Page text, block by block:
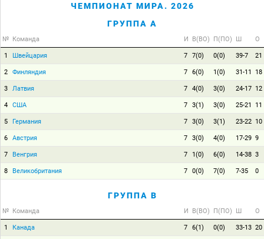
ЧЕМПИОНАТ МИРА. 2026
ГРУППА A
№ Команда И В(ВО) П(ПО) Ш О
1 Швейцария 7 7(0) 0(0) 39-7 21
2 Финляндия 7 6(0) 1(0) 31-11 18
3 Латвия 7 4(0) 3(0) 24-17 12
4 США 7 3(1) 3(0) 25-21 11
5 Германия 7 3(0) 3(1) 23-22 10
6 Австрия 7 3(0) 4(0) 17-29 9
7 Венгрия 7 1(0) 6(0) 14-38 3
8 Великобритания 7 0(0) 7(0) 7-35 0
ГРУППА B
№ Команда И В(ВО) П(ПО) Ш О
1 Канада 7 6(1) 0(0) 33-13 20